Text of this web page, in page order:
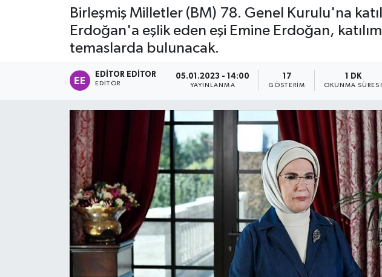
Birleşmiş Milletler (BM) 78. Genel Kurulu'na
Erdoğan'a eşlik eden eşi Emine Erdoğan,
temaslarda bulunacak.
EDITOR EDITOR
EDITÖR
05.01.2023 - 14:00
YAYINLANMA
17
GÖSTERIM
1 DK
OKUNMA SÜRESI
Son Dakika Haberleri
Haber Arşivi